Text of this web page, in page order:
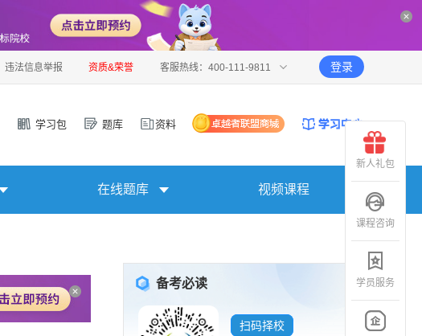
违法信息举报 资质&荣誉 客服热线：400-111-9811 登录
学习包 题库 资料
在线题库 视频课程
备考必读
扫码择校
新人礼包
课程咨询
学员服务